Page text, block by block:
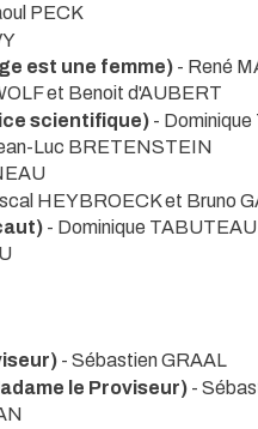
PECK
est une femme) - René
et Benoit d'AUBERT
scientifique) -
Luc BRETENSTEIN
HEYBROECK et Bruno
- Dominique TABUTEAU
- Sébastien GRAAL
le Proviseur) -